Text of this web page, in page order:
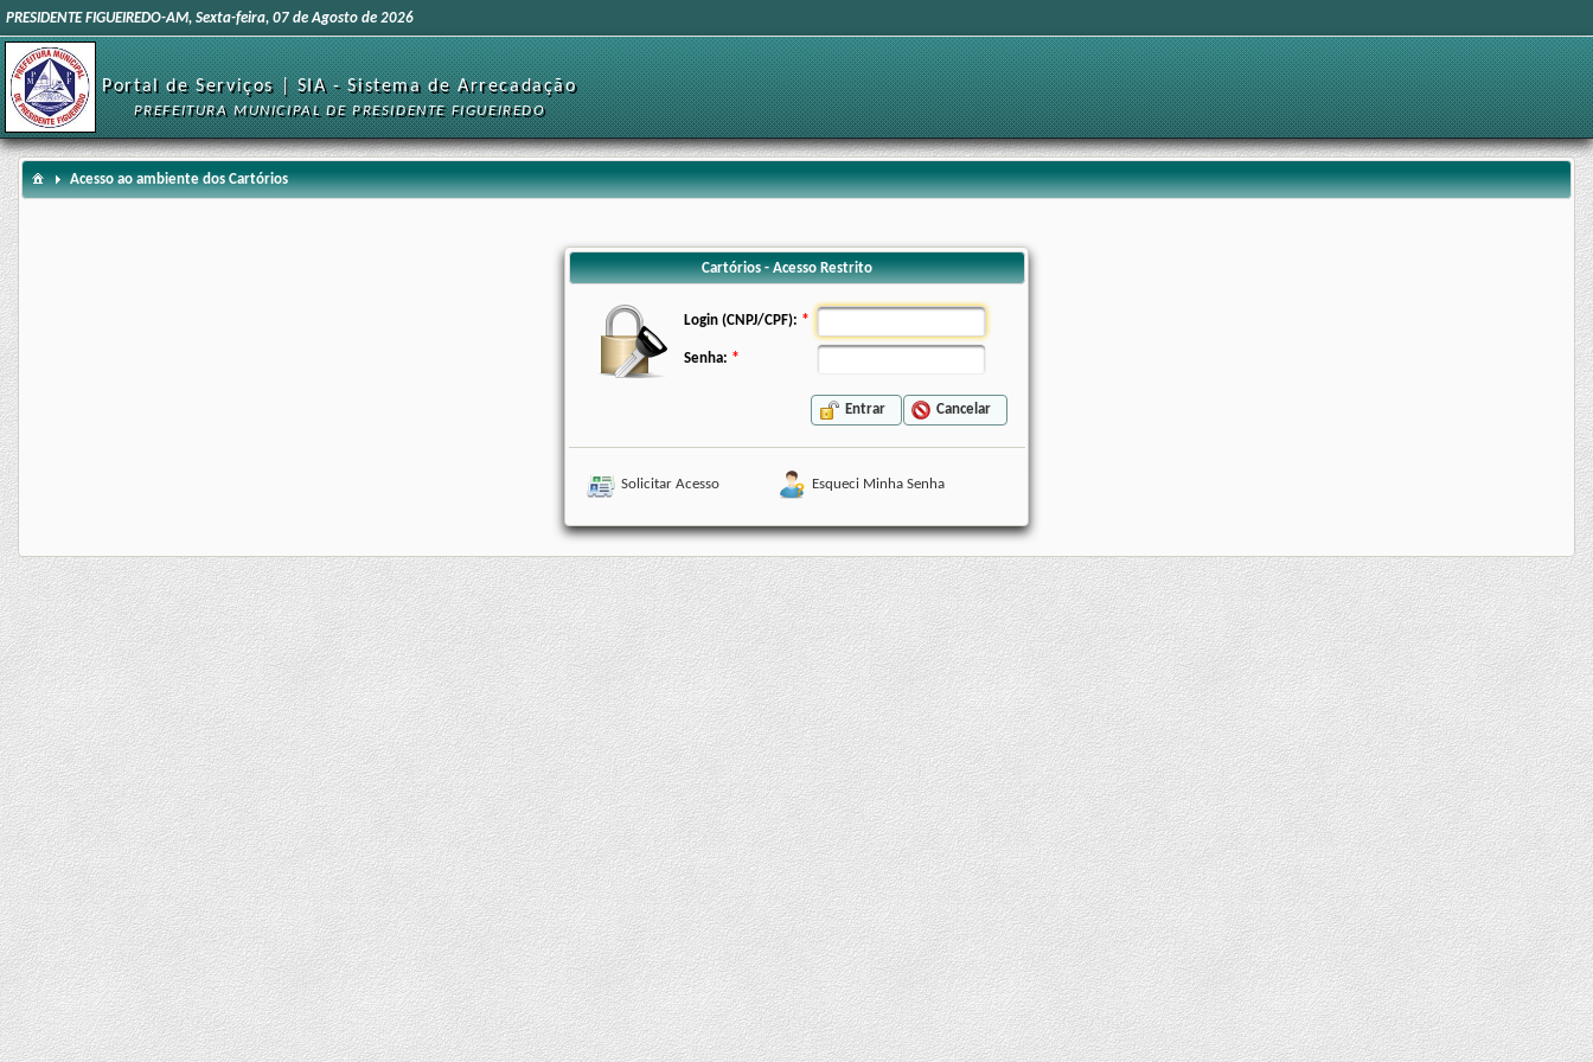
PRESIDENTE FIGUEIREDO-AM, Sexta-feira, 07 de Agosto de 2026
Portal de Serviços | SIA - Sistema de Arrecadação
PREFEITURA MUNICIPAL DE PRESIDENTE FIGUEIREDO
Acesso ao ambiente dos Cartórios
Cartórios - Acesso Restrito
Login (CNPJ/CPF):
Senha:
Entrar Cancelar
Solicitar Acesso Esqueci Minha Senha